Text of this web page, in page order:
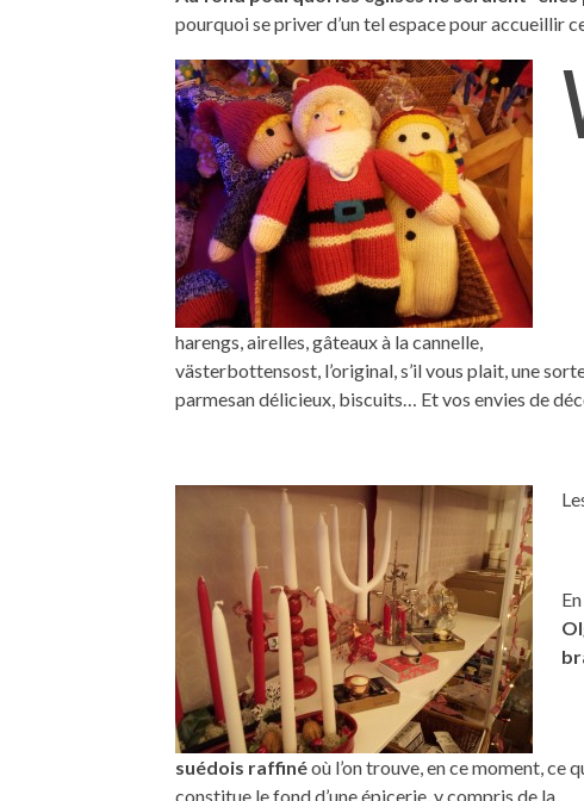
pourquoi se priver d’un tel espace pour accueillir
harengs, airelles, gâteaux à la cannelle,
västerbottensost, l’original, s’il vous plait, une
parmesan délicieux, biscuits… Et vos envies de
suédois raffinéoù l’on trouve, en ce moment, ce
constitue le fond d’une épicerie, y compris de la